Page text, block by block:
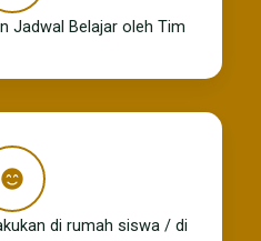
Jadwal Belajar oleh Tim
di rumah siswa / di